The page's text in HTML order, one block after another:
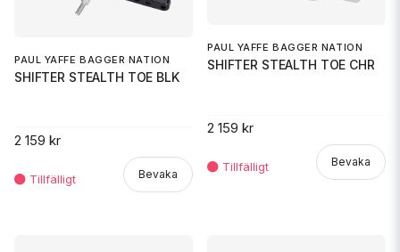
PAUL YAFFE BAGGER NATION
SHIFTER STEALTH TOE BLK
2 159 kr
Bevaka
PAUL YAFFE BAGGER NATION
SHIFTER STEALTH TOE CHR
2 159 kr
Bevaka